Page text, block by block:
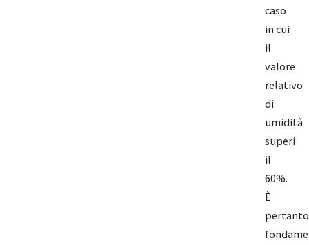
caso
in cui
il
valore
relativo
di
umidità
superi
il
60%.
È
pertanto